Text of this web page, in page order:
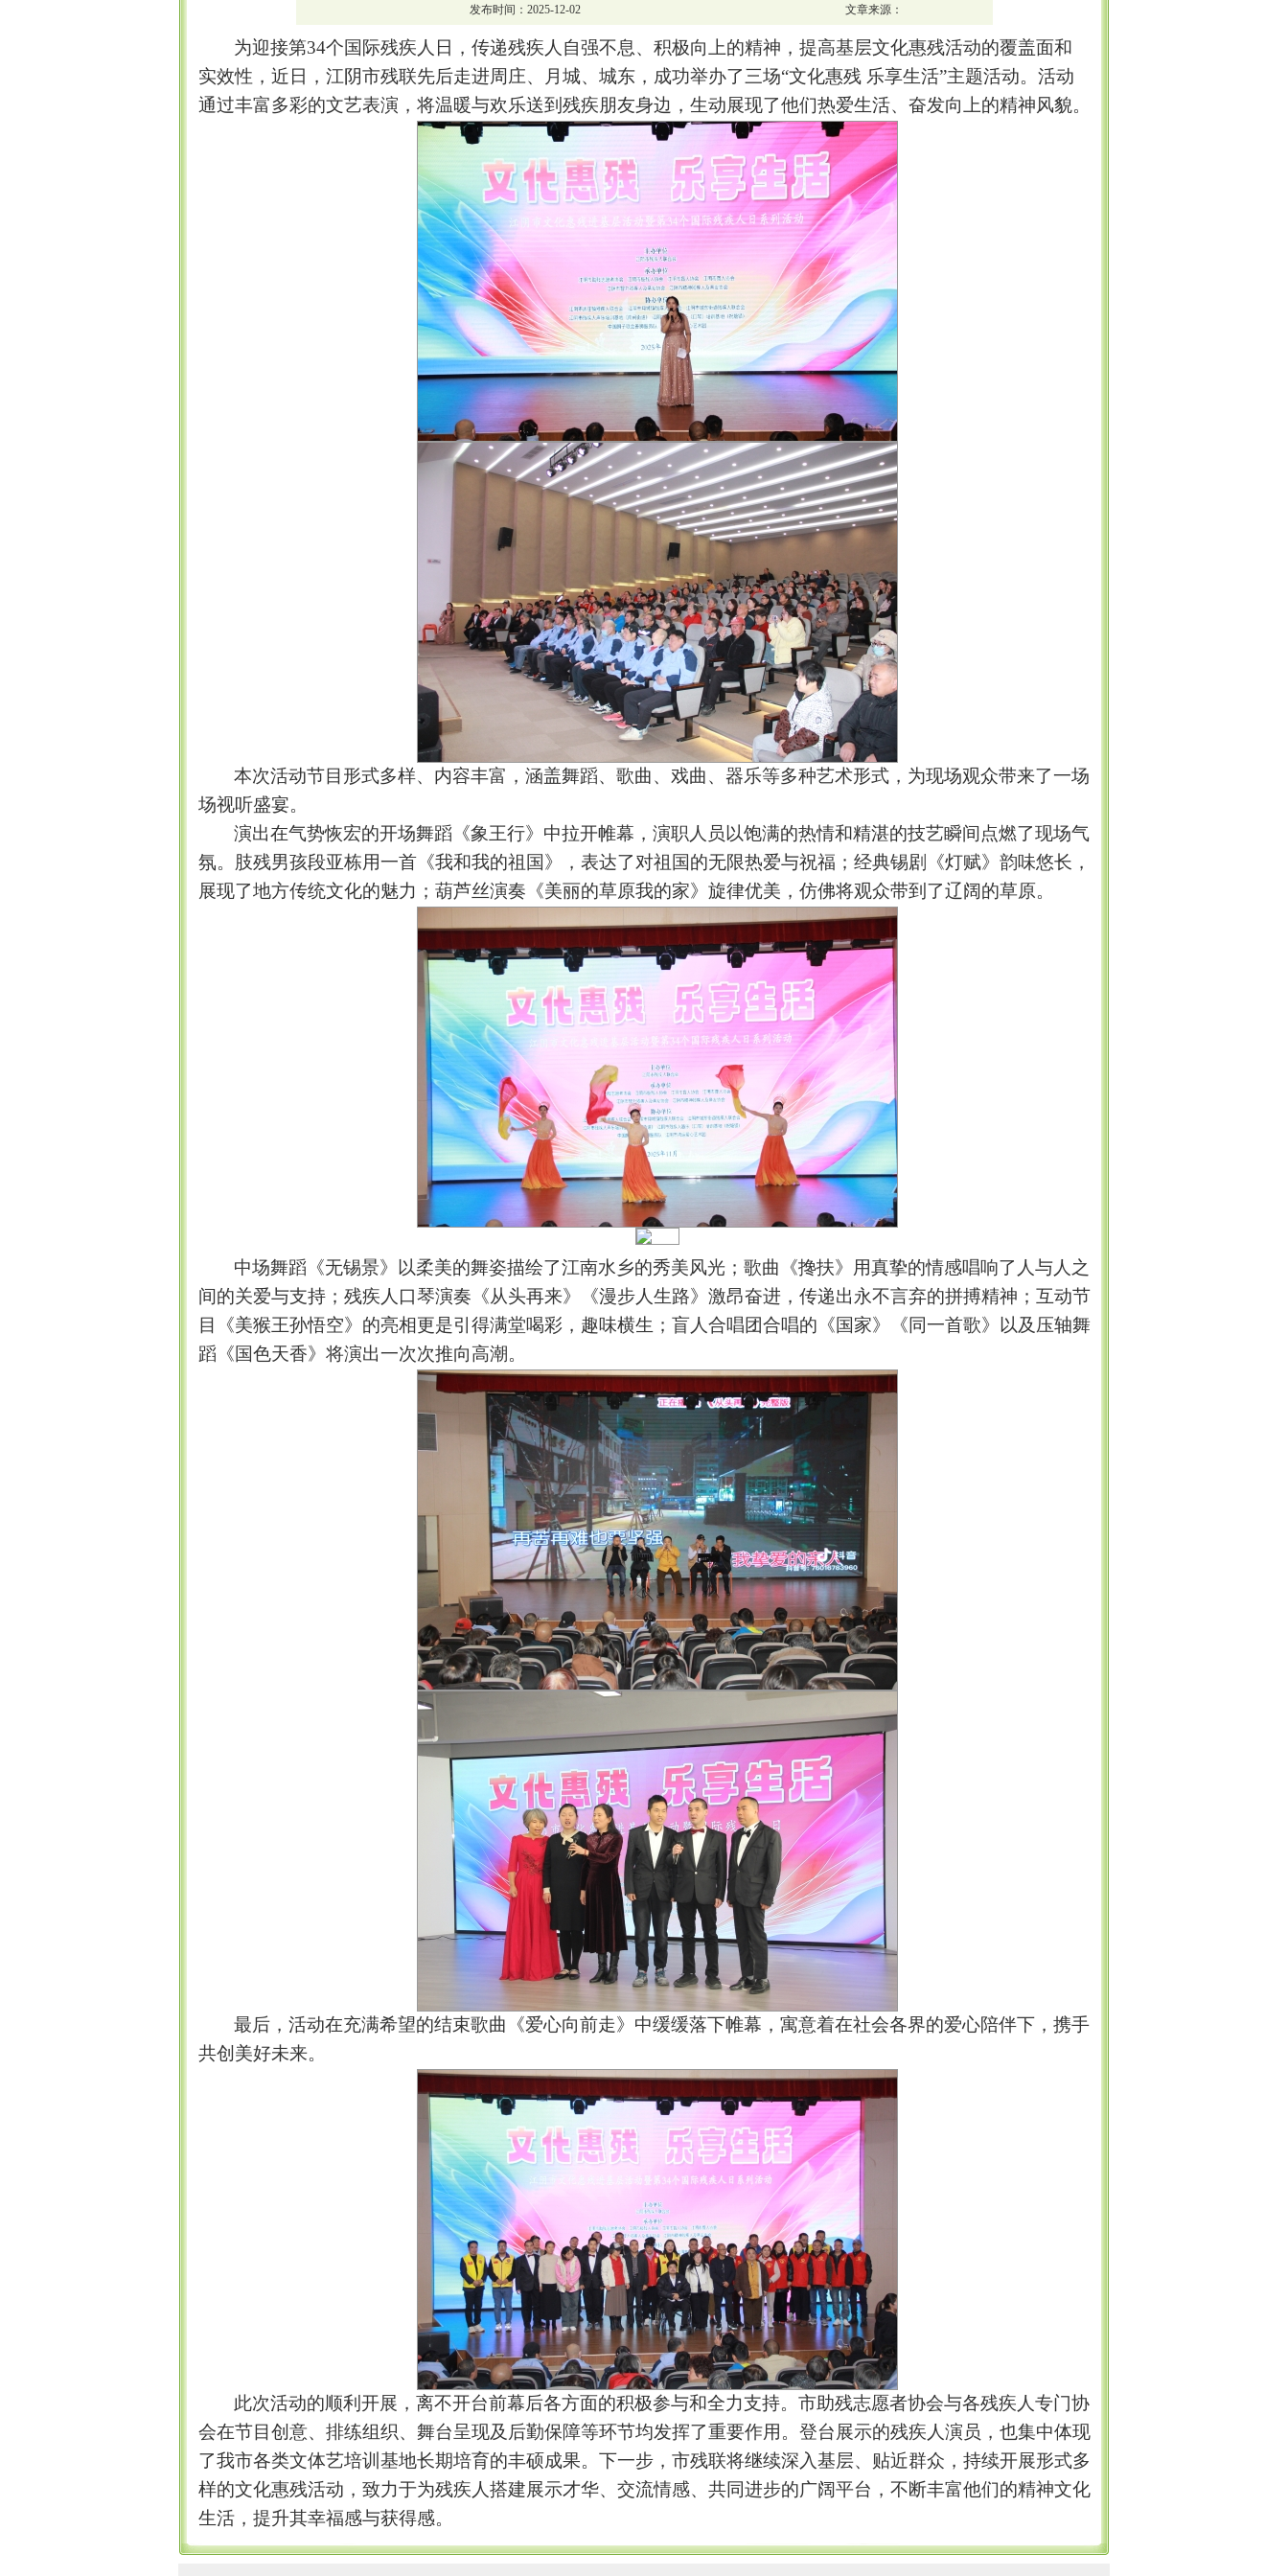
发布时间：2025-12-02 文章来源：
为迎接第34个国际残疾人日，传递残疾人自强不息、积极向上的精神 ，提高基层文化惠残活动的覆盖面和
实效性 ，近日 ， 江阴市残联先后走进周庄、月城、城东， 成功举办了三场“文化惠残 乐享生活”主题活动。 活动
通过丰富多彩的文艺表演，将温暖与欢乐送到残疾朋友身边，生动展现了他们热爱生活、奋发向上的精神风貌。
本次活动节目形式多样、内容丰富，涵盖舞蹈、歌曲、戏曲、器乐等多种艺术形式，为现场观众带来了一场
场视听盛宴。
演出在气势恢宏的开场舞蹈《象王行》中拉开帷幕，演职人员以饱满的热情和精湛的技艺瞬间点燃了现场气
氛。肢残男孩段亚栋用一首《我和我的祖国》，表达了对祖国的无限热爱与祝福；经典锡剧《灯赋》韵味悠长，
展现了地方传统文化的魅力；葫芦丝演奏《美丽的草原我的家》旋律优美，仿佛将观众带到了辽阔的草原。
中场舞蹈《无锡景》以柔美的舞姿描绘了江南水乡的秀美风光；歌曲《搀扶》用真挚的情感唱响了人与人之
间的关爱与支持；残疾人口琴演奏《从头再来》《漫步人生路》激昂奋进，传递出永不言弃的拼搏精神；互动节
目《美猴王孙悟空》的亮相更是引得满堂喝彩，趣味横生 ； 盲人合唱团合唱的《国家》《同一首歌》以及压轴舞
蹈《国色天香》将演出一次次推向高潮。
最后，活动在充满希望的结束歌曲《爱心向前走》中缓缓落下帷幕，寓意着在社会各界的爱心陪伴下，携手
共创美好未来。
此次活动的顺利开展，离不开台前幕后各方面的积极参与和全力支持。市助残志愿者协会与各残疾人专门协
会在节目创意、排练组织、舞台呈现及后勤保障等环节均发挥了重要作用。登台展示的残疾人演员，也集中体现
了我市各类文体艺培训基地长期培育的丰硕成果。下一步，市残联将继续深入基层、贴近群众，持续开展形式多
样的文化惠残活动，致力于为残疾人搭建展示才华、交流情感、共同进步的广阔平台，不断丰富他们的精神文化
生活，提升其幸福感与获得感。